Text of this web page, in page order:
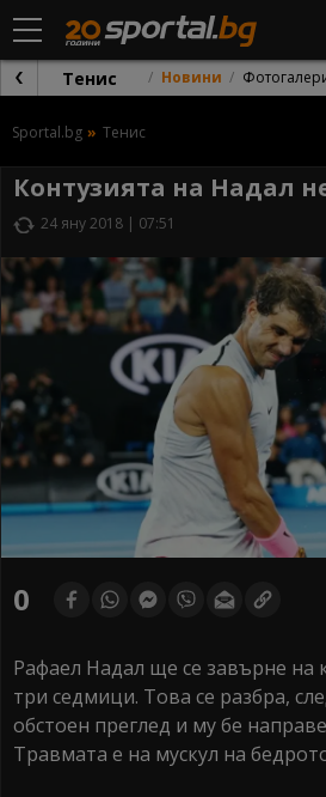
Тенис Новини
Sportal.bg Тенис
Контузията на Надал
24 яну 2018 | 07:51
0
Рафаел Надал ще се завърне на
три седмици. Това се разбра,
обстоен преглед и му бе
Травмата е на мускул на